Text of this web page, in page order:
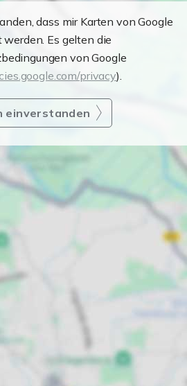
dass mir Karten von Google
werden. Es gelten die
von Google
privacy).
einverstanden